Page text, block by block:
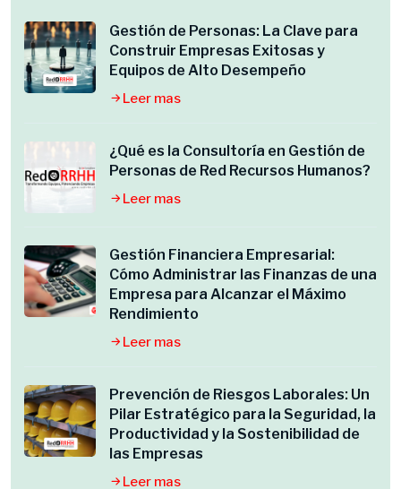
Gestión de Personas: La Clave para
Construir Empresas Exitosas y
Equipos de Alto Desempeño
Leer mas
¿Qué es la Consultoría en Gestión de
Personas de Red Recursos Humanos?
Leer mas
Gestión Financiera Empresarial:
Cómo Administrar las Finanzas de una
Empresa para Alcanzar el Máximo
Rendimiento
Leer mas
Prevención de Riesgos Laborales: Un
Pilar Estratégico para la Seguridad, la
Productividad y la Sostenibilidad de
las Empresas
Leer mas